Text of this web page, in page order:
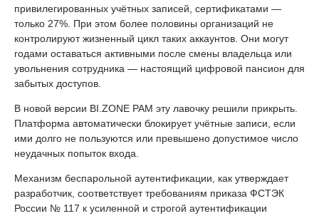
привилегированных учётных записей, сертификатами —
только 27%. При этом более половины организаций не
контролируют жизненный цикл таких аккаунтов. Они могут
годами оставаться активными после смены владельца или
увольнения сотрудника — настоящий цифровой пансион для
забытых доступов.
В новой версии BI.ZONE PAM эту лавочку решили прикрыть.
Платформа автоматически блокирует учётные записи, если
ими долго не пользуются или превышено допустимое число
неудачных попыток входа.
Механизм беспарольной аутентификации, как утверждает
разработчик, соответствует требованиям приказа ФСТЭК
России № 117 к усиленной и строгой аутентификации